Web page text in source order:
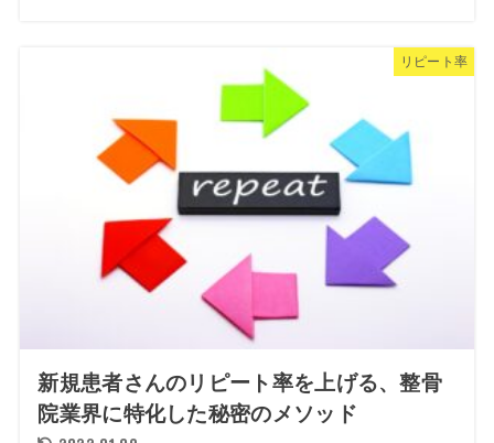
リピート率
新規患者さんのリピート率を上げる、整骨
院業界に特化した秘密のメソッド